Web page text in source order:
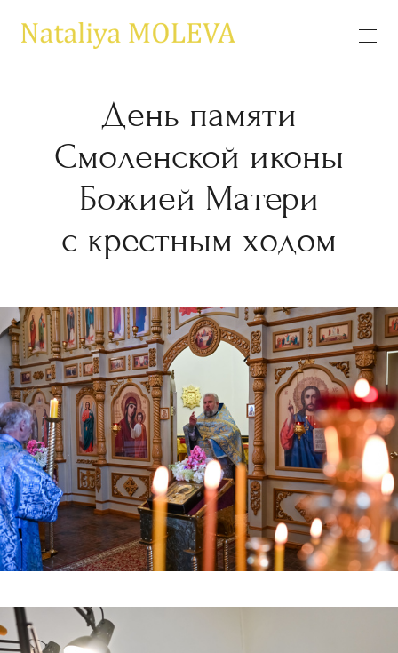
День памяти
Смоленской иконы
Божией Матери
с крестным ходом